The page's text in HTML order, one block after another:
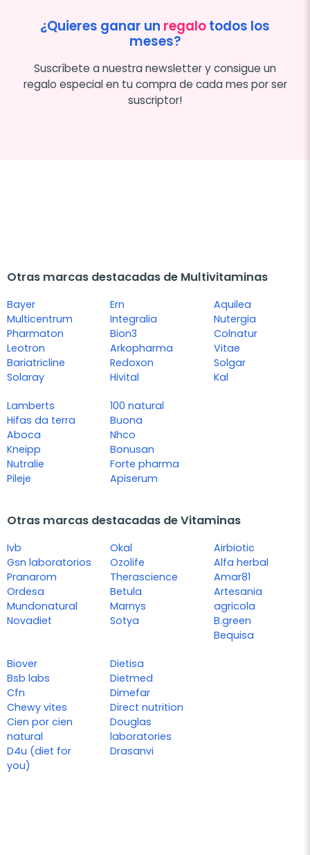
¿Quieres ganar un regalotodos los
meses?
Suscríbete a nuestra newsletter y consigue un
regalo especial en tu compra de cada mes por ser
suscriptor!
Otras marcas destacadas de Multivitaminas
Bayer
Multicentrum
Pharmaton
Leotron
Bariatricline
Solaray
Ern
Integralia
Bion3
Arkopharma
Redoxon
Hivital
Aquilea
Nutergia
Colnatur
Vitae
Solgar
Kal
Lamberts
Hifas da terra
Aboca
Kneipp
Nutralie
Pileje
100 natural
Buona
Nhco
Bonusan
Forte pharma
Apiserum
Otras marcas destacadas de Vitaminas
Ivb
Gsn laboratorios
Pranarom
Ordesa
Mundonatural
Novadiet
Okal
Ozolife
Therascience
Betula
Marnys
Sotya
Airbiotic
Alfa herbal
Amar81
Artesania
agricola
B.green
Bequisa
Biover
Bsb labs
Cfn
Chewy vites
Cien por cien
natural
D4u (diet for
you)
Dietisa
Dietmed
Dimefar
Direct nutrition
Douglas
laboratories
Drasanvi